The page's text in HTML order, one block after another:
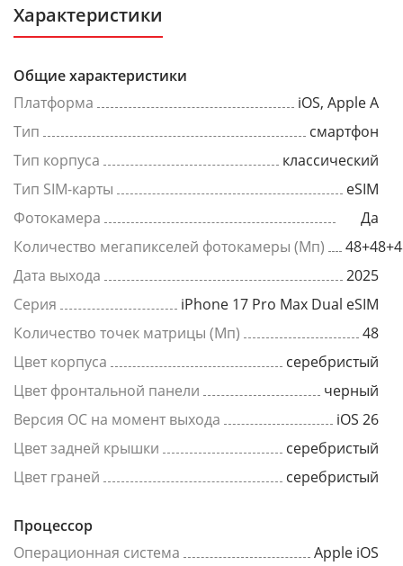
Характеристики
Общие характеристики
Платформа
iOS, Apple A
Тип
смартфон
Тип корпуса
классический
Тип SIM-карты
eSIM
Фотокамера
Да
Количество мегапикселей фотокамеры (Мп)
Дата выхода
2025
Серия
iPhone 17 Pro Max Dual eSIM
Количество точек матрицы (Мп)
48
Цвет корпуса
серебристый
Цвет фронтальной панели
черный
Версия ОС на момент выхода
iOS 26
Цвет задней крышки
серебристый
Цвет граней
серебристый
Процессор
Операционная система
Apple iOS